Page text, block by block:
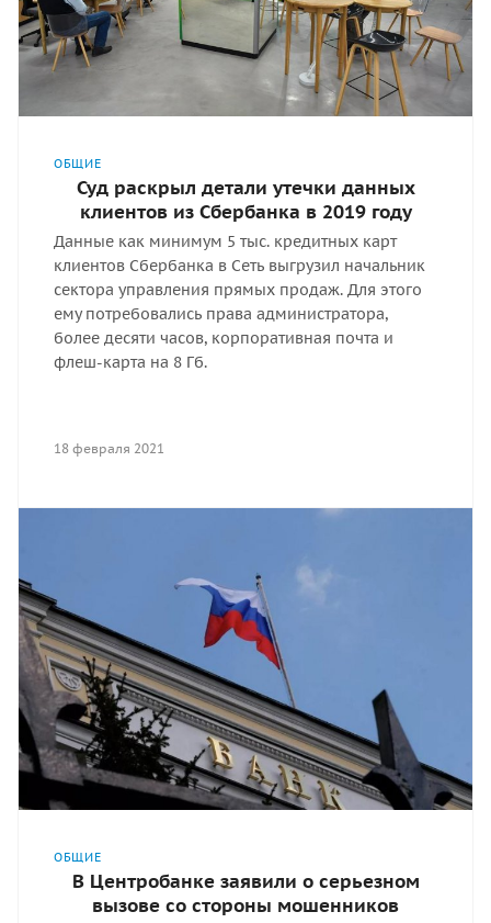
ОБЩИЕ
Суд раскрыл детали утечки данных
клиентов из Сбербанка в 2019 году
Данные как минимум 5 тыс. кредитных карт
клиентов Сбербанка в Сеть выгрузил начальник
сектора управления прямых продаж. Для этого
ему потребовались права администратора,
более десяти часов, корпоративная почта и
флеш-карта на 8 Гб.
18 февраля 2021
ОБЩИЕ
В Центробанке заявили о серьезном
вызове со стороны мошенников